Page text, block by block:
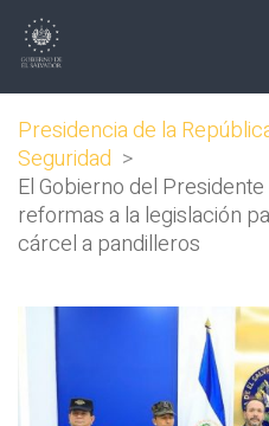
Presidencia de la
Seguridad >
El Gobierno del
reformas a la legislación
cárcel a pandilleros